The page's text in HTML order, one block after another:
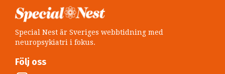
Special Nest är Sveriges webbtidning med
neuropsykiatri i fokus.
Följ oss